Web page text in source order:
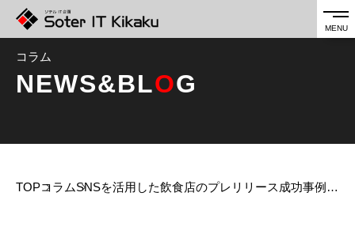
コラム
NEWS&BLOG
TOPコラム SNSを活用した飲食店のプレリリース成功事例と戦略